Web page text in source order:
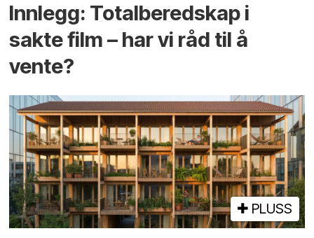
Innlegg: Totalberedskap i
sakte film – har vi råd til å
vente?
PLUSS